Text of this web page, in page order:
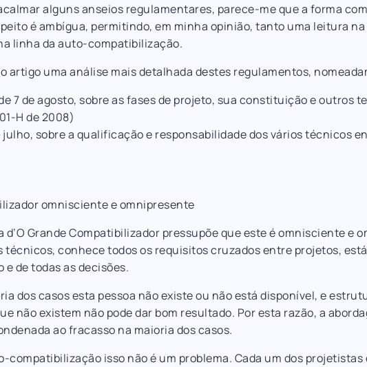
alguns anseios regulamentares, parece-me que a forma
é ambígua, permitindo, em minha opinião, tanto uma leitura na
linha da auto-compatibilização.
artigo uma análise mais detalhada destes regulamentos,
7 de agosto, sobre as fases de projeto, sua constituição e outros
H de 2008)
julho, sobre a qualificação e responsabilidade dos vários técnicos
omnisciente e omnipresente
d’O Grande Compatibilizador pressupõe que este é omnisciente e
técnicos, conhece todos os requisitos cruzados entre projetos,
de todas as decisões.
dos casos esta pessoa não existe ou não está disponível, e
não existem não pode dar bom resultado. Por esta razão, a
ao fracasso na maioria dos casos.
compatibilização isso não é um problema. Cada um dos